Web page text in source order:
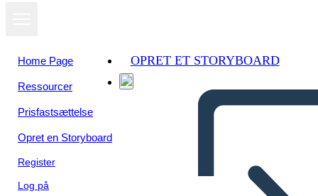
Home Page
Ressourcer
Prisfastsættelse
Opret en Storyboard
Register
Log på
OPRET ET STORYBOARD